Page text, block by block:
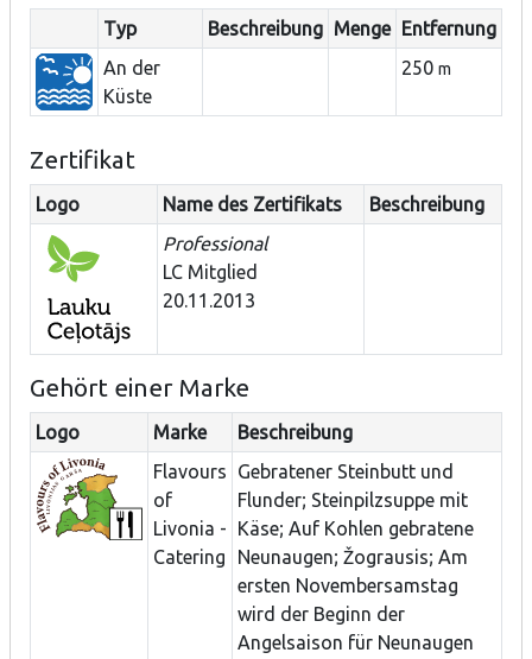
Typ Beschreibung Menge Entfernung
An der
Küste
250 m
Zertifikat
Logo Name des Zertifikats
Beschreibung
Professional
LC Mitglied
20.11.2013
Gehört einer Marke
Logo Marke
Beschreibung
Flavours
of
Livonia -
Catering
Gebratener Steinbutt und
Flunder; Steinpilzsuppe mit
Käse; Auf Kohlen gebratene
Neunaugen; Žograusis; Am
ersten Novembersamstag
wird der Beginn der
Angelsaison für Neunaugen